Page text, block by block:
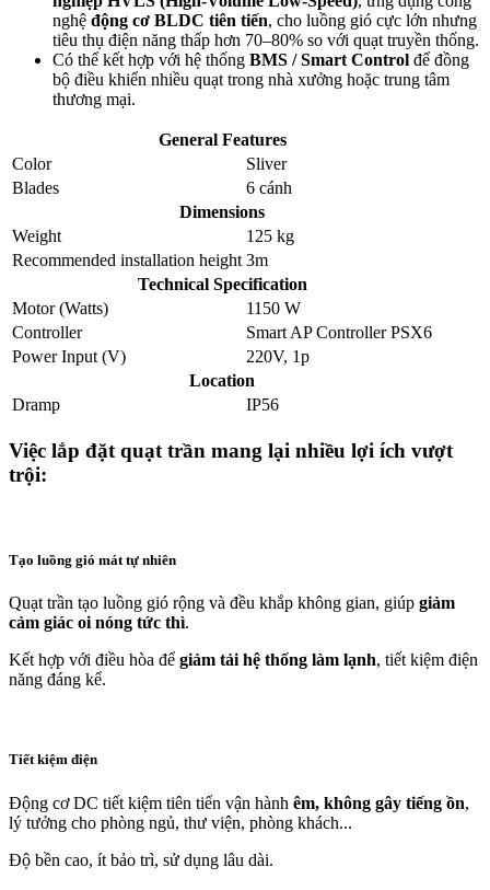
nghệ động cơ BLDC tiên tiến, cho luồng gió cực lớn nhưng
tiêu thụ điện năng thấp hơn 70–80% so với quạt truyền thống.
Có thể kết hợp với hệ thống BMS / Smart Control để đồng
bộ điều khiển nhiều quạt trong nhà xưởng hoặc trung tâm
thương mại.
General Features
Color
Sliver
Blades
6 cánh
Dimensions
Weight
125 kg
Recommended installation height 3m
Technical Specification
Motor (Watts)
1150 W
Controller
Smart AP Controller PSX6
Power Input (V)
220V, 1p
Location
Dramp
IP56
Việc lắp đặt quạt trần mang lại nhiều lợi ích vượt
trội:
Tạo luồng gió mát tự nhiên
Quạt trần tạo luồng gió rộng và đều khắp không gian, giúp giảm
cảm giác oi nóng tức thì.
Kết hợp với điều hòa để giảm tải hệ thống làm lạnh, tiết kiệm điện
năng đáng kể.
Tiết kiệm điện
Động cơ DC tiết kiệm tiên tiến vận hành êm, không gây tiếng ồn,
lý tưởng cho phòng ngủ, thư viện, phòng khách...
Độ bền cao, ít bảo trì, sử dụng lâu dài.